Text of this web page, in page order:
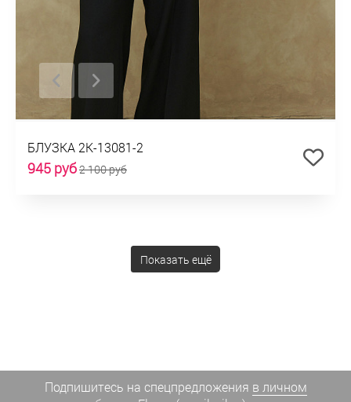
БЛУЗКА 2К-13081-2
945 руб2 100 руб
Показать ещё
Подпишитесь на спецпредложения в личном